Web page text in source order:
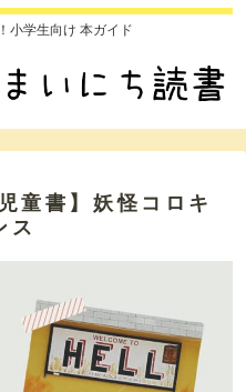
小学生向け 本ガイド
童書】妖怪コロキ
ス